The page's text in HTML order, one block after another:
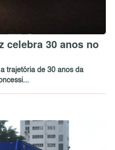
celebra 30 anos no
trajetória de 30 anos da